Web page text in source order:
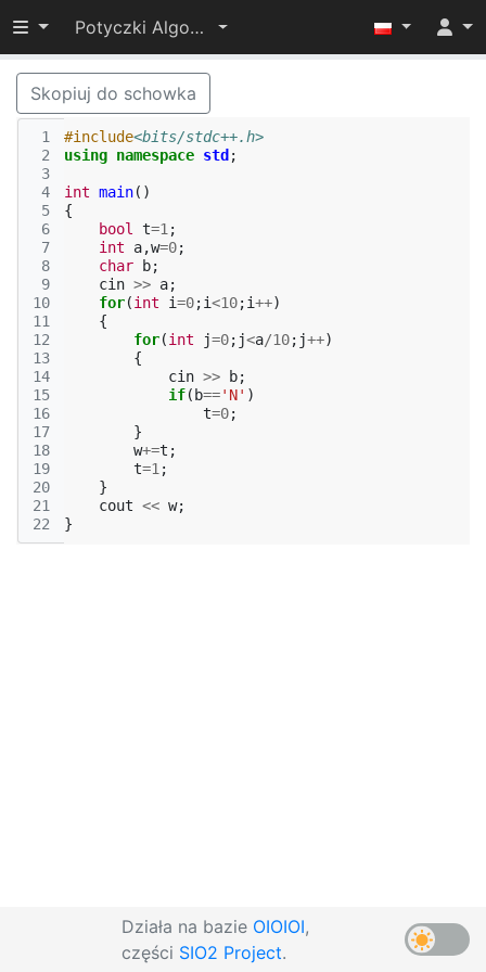
Przełącz widoczność menu
Potyczki Algorytmiczne 2022
Skopiuj do schowka
1
2
3
4
5
6
7
8
9
10
11
12
13
14
15
16
17
18
19
20
21
22
#include<bits/stdc++.h>
using namespace std ;
int main()
{
bool
t=1 ;
int
a,w=0;
char
b;
cin >> a;
for(int i=0;i<10;i++)
{
for(int j=0; j<a/10; j++)
{
cin >> b;
if( b=='N' )
t=0;
}
w+=t ;
t=1 ;
}
cout << w;
}
Działa na bazie OIOIOI,
części SIO2 Project.